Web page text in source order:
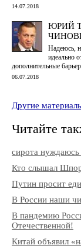
14.07.2018
ЮРИЙ
Надеюсь,
идеально
дополнительные
06.07.2018
Другие
Читайте
сирота
Кто слышал
Путин просит
В России наши
В пандемию
Отечественной!
Китай объявил